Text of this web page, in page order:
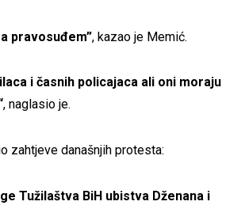
pravosuđem”, kazao je Memić.
i časnih policajaca ali oni moraju
, naglasio je.
zahtjeve današnjih protesta:
Tužilaštva BiH ubistva Dženana i